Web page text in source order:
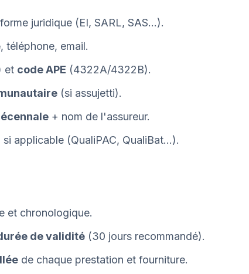
juridique (EI, SARL, SAS…).
, téléphone, email.
et code APE (4322A/4322B).
(si assujetti).
+ nom de l'assureur.
si applicable (QualiPAC, QualiBat…).
et chronologique.
de validité (30 jours recommandé).
de chaque prestation et fourniture.